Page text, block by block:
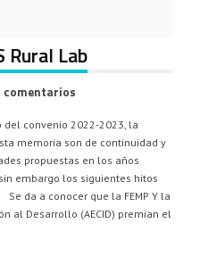
Rural Lab
comentarios
del convenio 2022-2023, la
memoria son de continuidad y
propuestas en los años
embargo los siguientes hitos
da a conocer que la FEMP Y la
al Desarrollo (AECID) premian el